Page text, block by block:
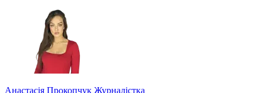
Анастасія Прокопчук Журналістка